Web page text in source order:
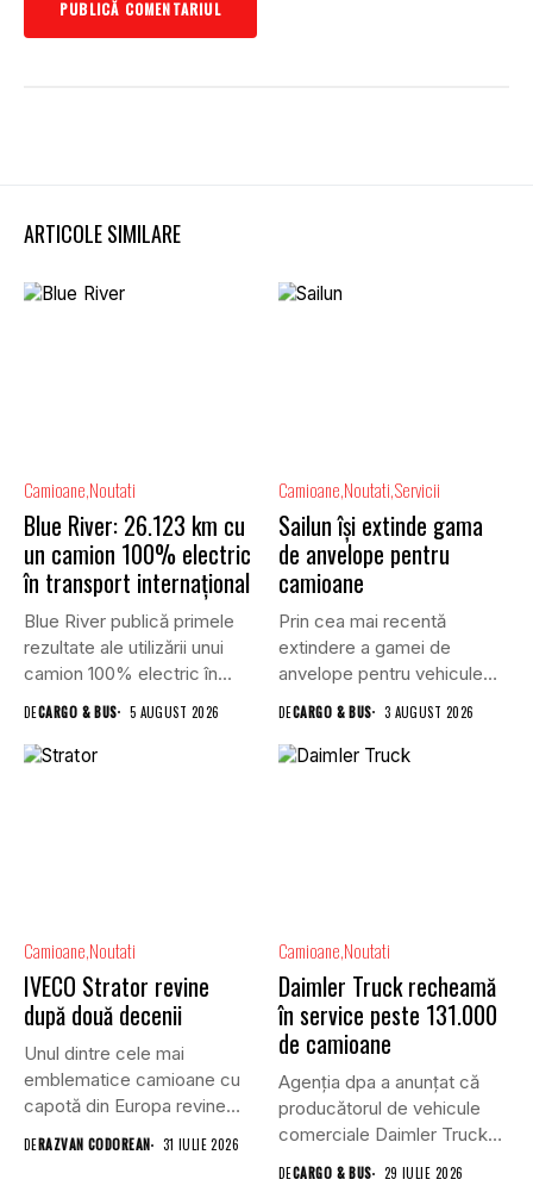
ARTICOLE SIMILARE
Camioane Noutati
Blue River: 26.123 km cu
un camion 100% electric
în transport internațional
Blue River publică primele
rezultate ale utilizării unui
camion 100% electric în...
DECARGO & BUS 5 AUGUST 2026
Camioane Noutati Servicii
Sailun își extinde gama
de anvelope pentru
camioane
Prin cea mai recentă
extindere a gamei de
anvelope pentru vehicule
DECARGO & BUS 3 AUGUST 2026
Camioane Noutati
IVECO Strator revine
după două decenii
Unul dintre cele mai
emblematice camioane cu
capotă din Europa revine
în...
DERAZVAN CODOREAN 31 IULIE 2026
Camioane Noutati
Daimler Truck recheamă
în service peste 131.000
de camioane
Agenția dpa a anunțat că
producătorul de vehicule
comerciale Daimler Truck
a...
DECARGO & BUS 29 IULIE 2026